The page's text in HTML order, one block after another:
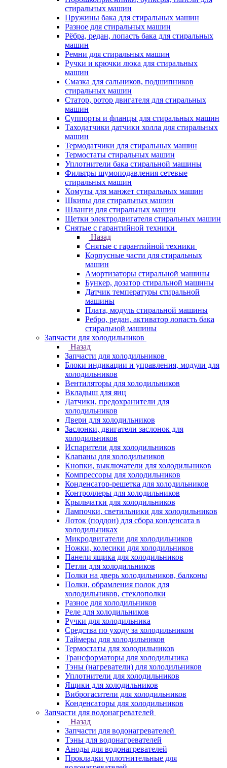
стиральных машин
Пружины бака для стиральных машин
Разное для стиральных машин
Рёбра, редан, лопасть бака для стиральных
машин
Ремни для стиральных машин
Ручки и крючки люка для стиральных
машин
Смазка для сальников, подшипников
стиральных машин
Статор, ротор двигателя для стиральных
машин
Суппорты и фланцы для стиральных машин
Таходатчики датчики холла для стиральных
машин
Термодатчики для стиральных машин
Термостаты стиральных машин
Уплотнители бака стиральной машины
Фильтры шумоподавления сетевые
стиральных машин
Хомуты для манжет стиральных машин
Шкивы для стиральных машин
Шланги для стиральных машин
Щетки электродвигателя стиральных машин
Снятые с гарантийной техники
Назад
Снятые с гарантийной техники
Корпусные части для стиральных
машин
Амортизаторы стиральной машины
Бункер, дозатор стиральной машины
Датчик температуры стиральной
машины
Плата, модуль стиральной машины
Ребро, редан, активатор лопасть бака
стиральной машины
Запчасти для холодильников
Назад
Запчасти для холодильников
Блоки индикации и управления, модули для
холодильников
Вентиляторы для холодильников
Вкладыш для яиц
Датчики, предохранители для
холодильников
Двери для холодильников
Заслонки, двигатели заслонок для
холодильников
Испарители для холодильников
Клапаны для холодильников
Кнопки, выключатели для холодильников
Компрессоры для холодильников
Конденсатор-решетка для холодильников
Контроллеры для холодильников
Крыльчатки для холодильников
Лампочки, светильники для холодильников
Лоток (поддон) для сбора конденсата в
холодильниках
Микродвигатели для холодильников
Ножки, колесики для холодильников
Панели ящика для холодильников
Петли для холодильников
Полки на дверь холодильников, балконы
Полки, обрамления полок для
холодильников, стеклополки
Разное для холодильников
Реле для холодильников
Ручки для холодильника
Средства по уходу за холодильником
Таймеры для холодильников
Термостаты для холодильников
Трансформаторы для холодильника
Тэны (нагреватели) для холодильников
Уплотнители для холодильников
Ящики для холодильников
Виброгасители для холодильников
Конденсаторы для холодильников
Запчасти для водонагревателей
Назад
Запчасти для водонагревателей
Тэны для водонагревателей
Аноды для водонагревателей
Прокладки уплотнительные для